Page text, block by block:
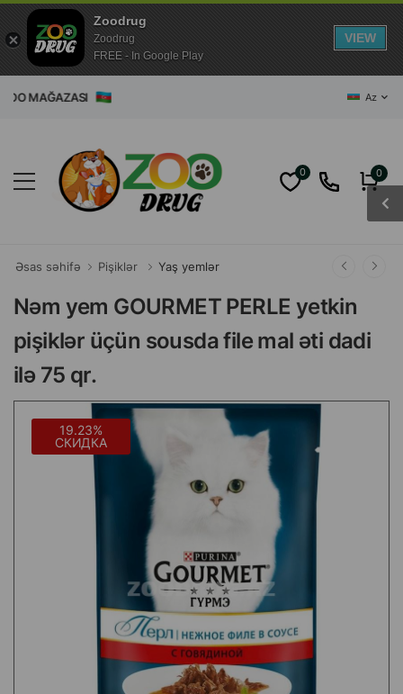
Az
0 0
Əsas səhifə Pişiklər Yaş yemlər
Nəm yem GOURMET PERLE yetkin
pişiklər üçün sousda file mal əti dadi
ilə 75 qr.
19.23%
СКИДКА
Zoodrug
Zoodrug
FREE - In Google Play
VIEW